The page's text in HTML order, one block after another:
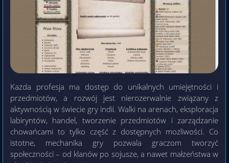
Każda profesja ma dostęp do unikalnych umiejętności i
przedmiotów, a rozwój jest nierozerwalnie związany z
aktywnością w świecie gry indii. Walki na arenach, eksploracja
labiryntów, handel, tworzenie przedmiotów i zarządzanie
chowańcami to tylko część z dostępnych możliwości. Co
istotne, mechanika gry pozwala graczom tworzyć
społeczności – od klanów po sojusze, a nawet małżeństwa w